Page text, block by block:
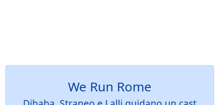
We Run Rome